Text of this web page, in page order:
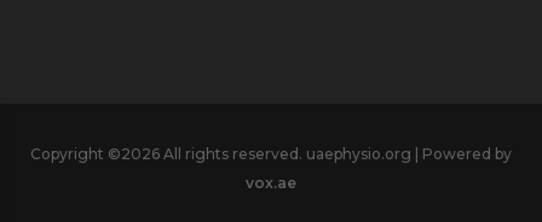
Copyright ©2026 All rights reserved. uaephysio.org | Powered by
vox.ae